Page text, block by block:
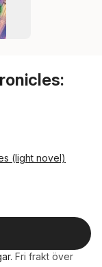
(light novel)
. Fri frakt över